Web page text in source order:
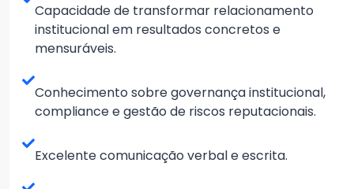
Capacidade de transformar relacionamento
institucional em resultados concretos e
mensuráveis.
Conhecimento sobre governança institucional,
compliance e gestão de riscos reputacionais.
Excelente comunicação verbal e escrita.